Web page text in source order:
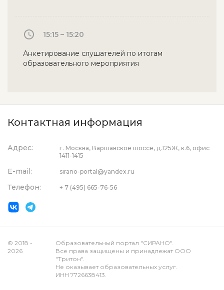
15:15 – 15:20
Анкетирование слушателей по итогам
образовательного мероприятия
Контактная информация
Адрес:
г. Москва, Варшавское шоссе, д.125Ж, к.6, офис
1411-1415
E-mail: sirano-portal@yandex.ru
Телефон: + 7 (495) 665-76-56
© 2018 -
2026
Образовательный портал "СИРАНО".
Все права защищены и принадлежат ООО
"Тритон".
Не оказывает образовательных услуг.
ИНН 7726638413.